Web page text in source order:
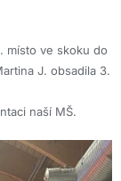
místo ve skoku do
J. obsadila 3.
naší MŠ.